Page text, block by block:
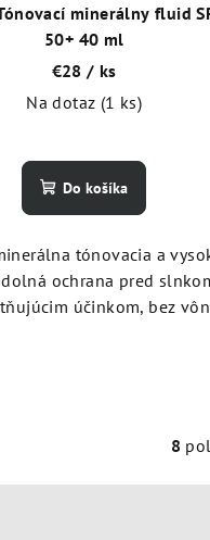
minerálny fluid
50+ 40 ml
€28/ ks
Na dotaz (1 ks)
Do košíka
tónovacia a
ochrana pred
účinkom, bez
8